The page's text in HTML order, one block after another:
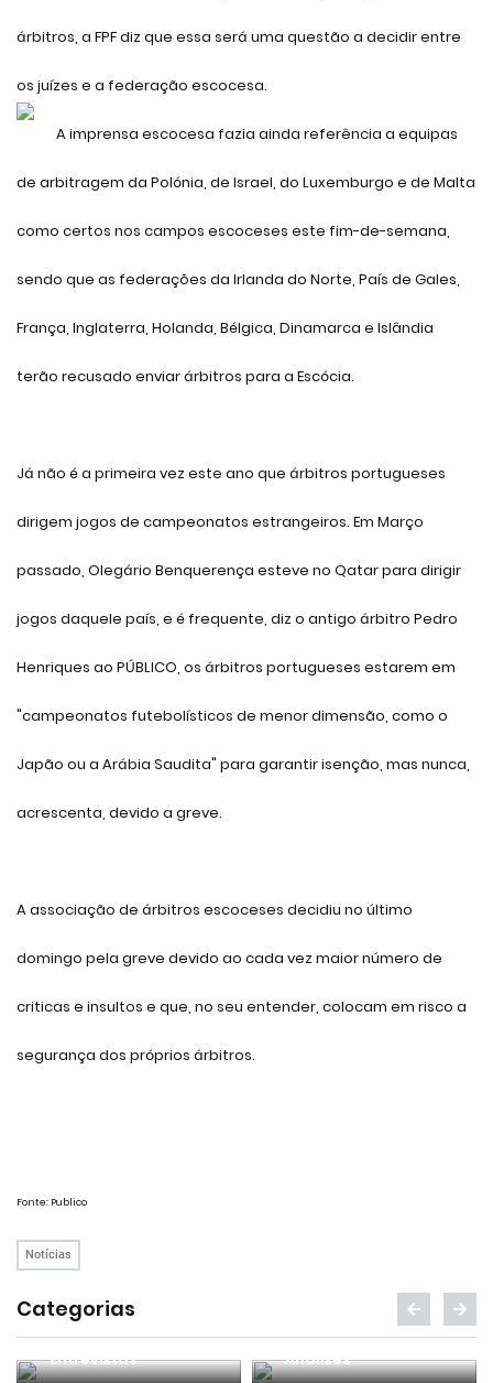
árbitros, a FPF diz que essa será uma questão a decidir entre
os juízes e a federação escocesa.
A imprensa escocesa fazia ainda referência a equipas
de arbitragem da Polónia, de Israel, do Luxemburgo e de Malta
como certos nos campos escoceses este fim-de-semana,
sendo que as federações da Irlanda do Norte, País de Gales,
França, Inglaterra, Holanda, Bélgica, Dinamarca e Islândia
terão recusado enviar árbitros para a Escócia.
Já não é a primeira vez este ano que árbitros portugueses
dirigem jogos de campeonatos estrangeiros. Em Março
passado, Olegário Benquerença esteve no Qatar para dirigir
jogos daquele país, e é frequente, diz o antigo árbitro Pedro
Henriques ao PÚBLICO, os árbitros portugueses estarem em
"campeonatos futebolísticos de menor dimensão, como o
Japão ou a Arábia Saudita" para garantir isenção, mas nunca,
acrescenta, devido a greve.
A associação de árbitros escoceses decidiu no último
domingo pela greve devido ao cada vez maior número de
criticas e insultos e que, no seu entender, colocam em risco a
segurança dos próprios árbitros.
Fonte: Publico
Notícias
Categorias
Entrevistas Análises